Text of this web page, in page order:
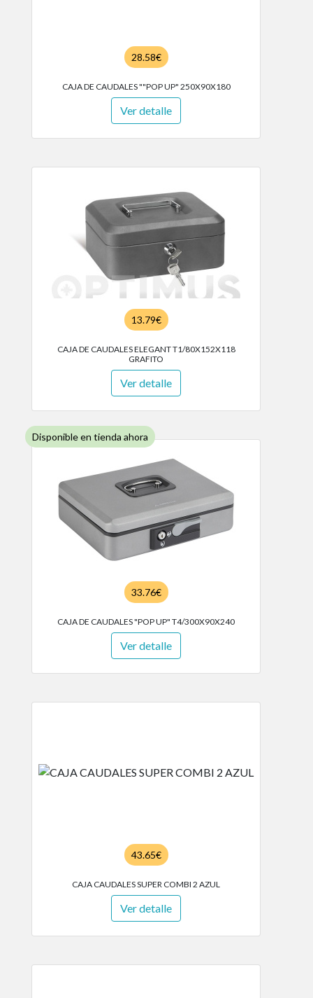
28.58€
CAJA DE CAUDALES ""POP UP" 250X90X180
Ver detalle
13.79€
CAJA DE CAUDALES ELEGANT T1/80X152X118
GRAFITO
Ver detalle
Disponible en tienda ahora
33.76€
CAJA DE CAUDALES "POP UP" T4/300X90X240
Ver detalle
43.65€
CAJA CAUDALES SUPER COMBI 2 AZUL
Ver detalle